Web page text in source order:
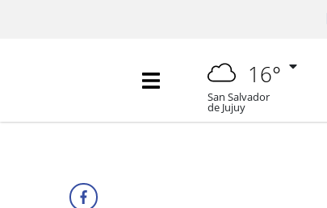
16°
San Salvador
de Jujuy